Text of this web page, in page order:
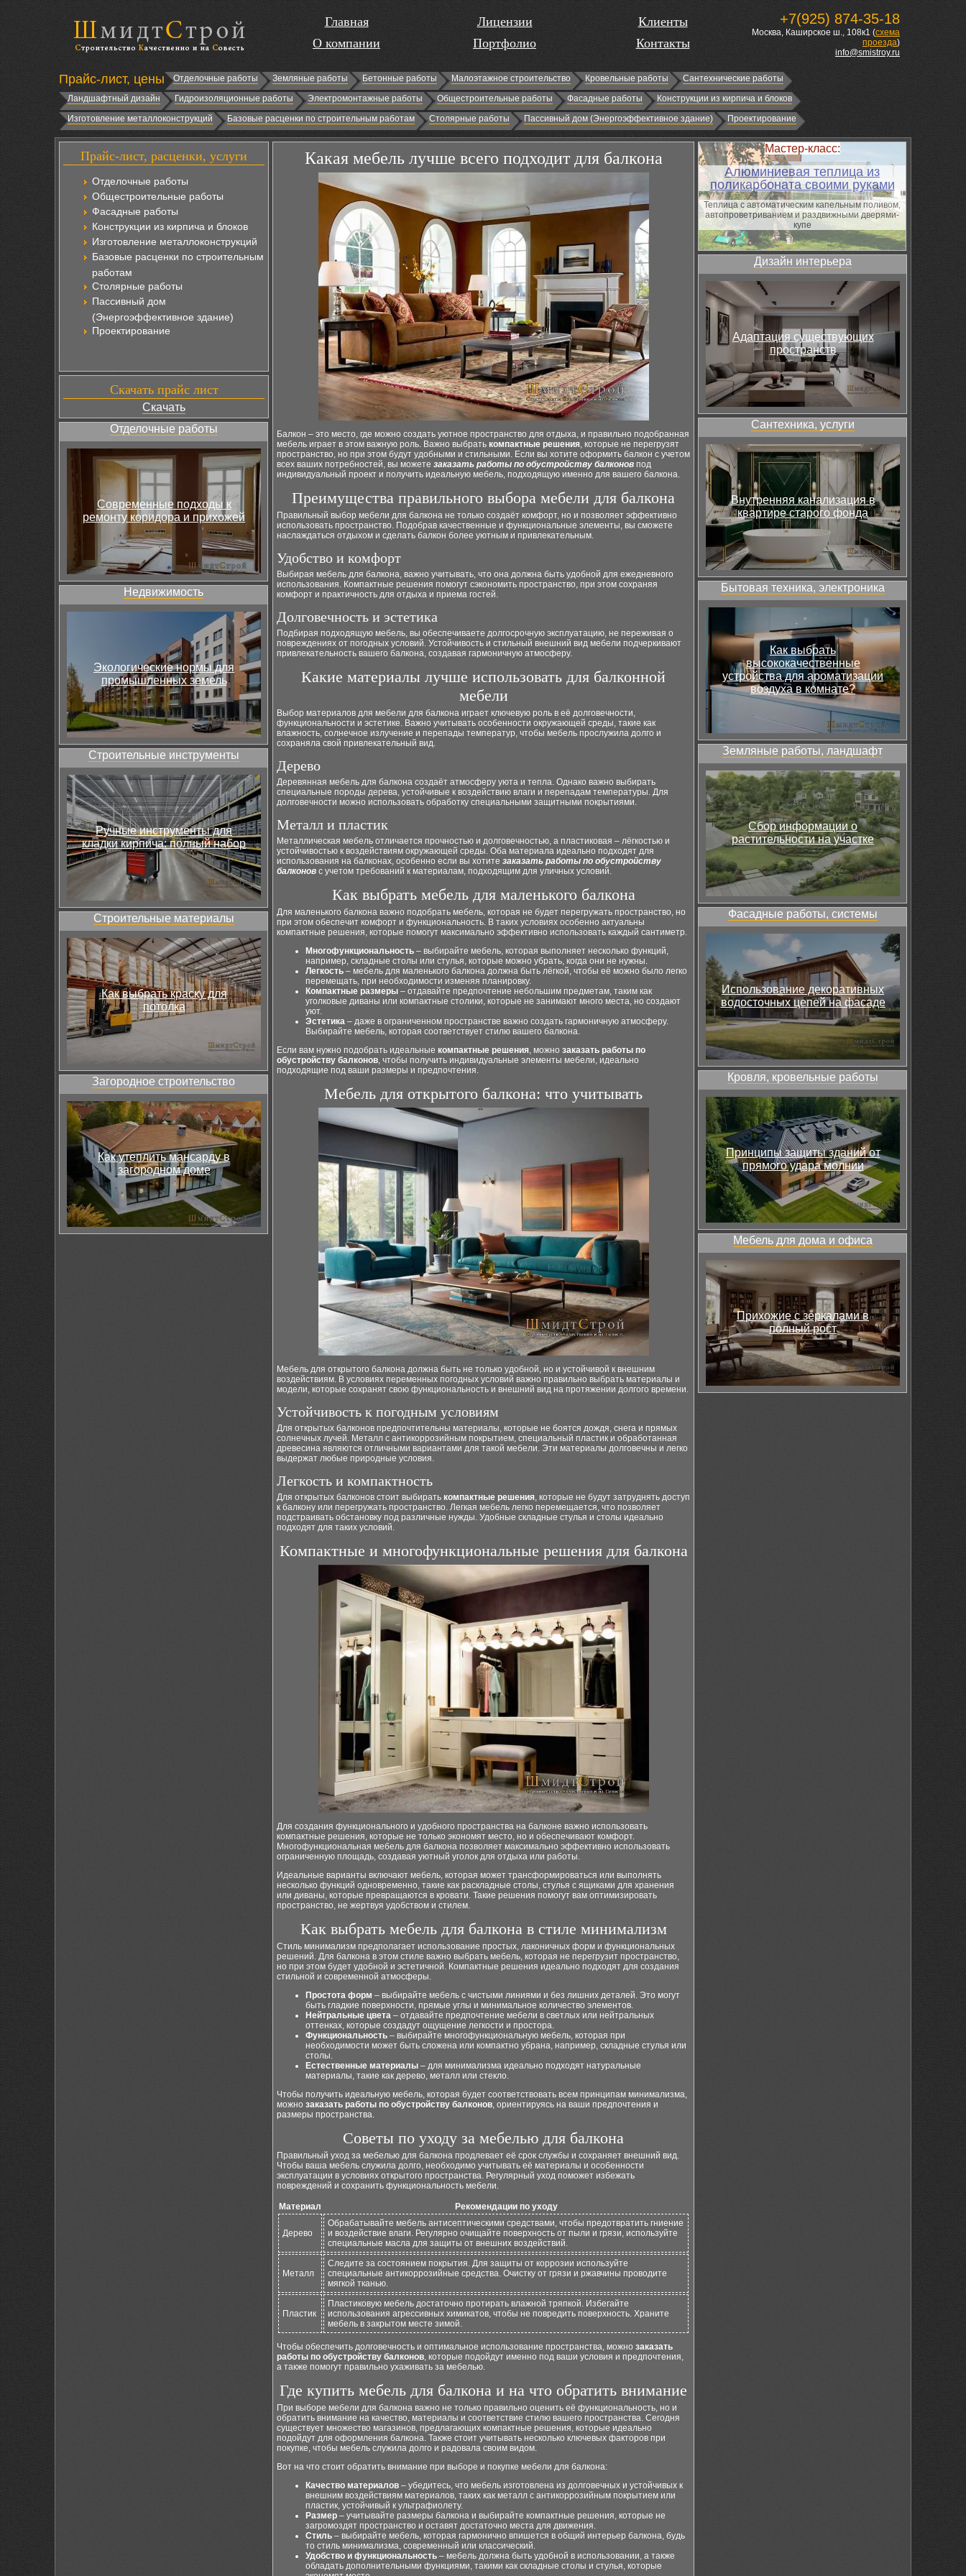
Главная
О компании
Лицензии
Портфолио
Клиенты
Контакты
+7(925) 874-35-18
Москва, Каширское ш., 108к1 (схема
проезда)
info@smistroy.ru
Прайс-лист, цены Отделочные работы Земляные работы Бетонные работы Малоэтажное строительство Кровельные работы
Сантехнические работы
Ландшафтный дизайн
Гидроизоляционные работы Электромонтажные работы Общестроительные работы Фасадные работы
Конструкции из кирпича и блоков
Изготовление металлоконструкций
Базовые расценки по строительным работам Столярные работы Пассивный дом (Энергоэффективное здание) Проектирование
Прайс-лист, расценки, услуги
Отделочные работы
Общестроительные работы
Фасадные работы
Конструкции из кирпича и блоков
Изготовление металлоконструкций
Базовые расценки по строительным
работам
Столярные работы
Пассивный дом
(Энергоэффективное здание)
Проектирование
Скачать прайс лист
Скачать
Отделочные работы
Современные подходы к
ремонту коридора и прихожей
Недвижимость
Экологические нормы для
промышленных земель
Строительные инструменты
Ручные инструменты для
кладки кирпича: полный набор
Строительные материалы
Как выбрать краску для
потолка
Загородное строительство
Как утеплить мансарду в
загородном доме
Какая мебель лучше всего подходит для балкона
Балкон – это место, где можно создать уютное пространство для отдыха, и правильно подобранная
мебель играет в этом важную роль. Важно выбрать компактные решения, которые не перегрузят
пространство, но при этом будут удобными и стильными. Если вы хотите оформить балкон с учетом
всех ваших потребностей, вы можете заказать работы по обустройству балконов под
индивидуальный проект и получить идеальную мебель, подходящую именно для вашего балкона.
Преимущества правильного выбора мебели для балкона
Правильный выбор мебели для балкона не только создаёт комфорт, но и позволяет эффективно
использовать пространство. Подобрав качественные и функциональные элементы, вы сможете
наслаждаться отдыхом и сделать балкон более уютным и привлекательным.
Удобство и комфорт
Выбирая мебель для балкона, важно учитывать, что она должна быть удобной для ежедневного
использования. Компактные решения помогут сэкономить пространство, при этом сохраняя
комфорт и практичность для отдыха и приема гостей.
Долговечность и эстетика
Подбирая подходящую мебель, вы обеспечиваете долгосрочную эксплуатацию, не переживая о
повреждениях от погодных условий. Устойчивость и стильный внешний вид мебели подчеркивают
привлекательность вашего балкона, создавая гармоничную атмосферу.
Какие материалы лучше использовать для балконной
мебели
Выбор материалов для мебели для балкона играет ключевую роль в её долговечности,
функциональности и эстетике. Важно учитывать особенности окружающей среды, такие как
влажность, солнечное излучение и перепады температур, чтобы мебель прослужила долго и
сохраняла свой привлекательный вид.
Дерево
Деревянная мебель для балкона создаёт атмосферу уюта и тепла. Однако важно выбирать
специальные породы дерева, устойчивые к воздействию влаги и перепадам температуры. Для
долговечности можно использовать обработку специальными защитными покрытиями.
Металл и пластик
Металлическая мебель отличается прочностью и долговечностью, а пластиковая – лёгкостью и
устойчивостью к воздействиям окружающей среды. Оба материала идеально подходят для
использования на балконах, особенно если вы хотите заказать работы по обустройству
балконов с учетом требований к материалам, подходящим для уличных условий.
Как выбрать мебель для маленького балкона
Для маленького балкона важно подобрать мебель, которая не будет перегружать пространство, но
при этом обеспечит комфорт и функциональность. В таких условиях особенно актуальны
компактные решения, которые помогут максимально эффективно использовать каждый сантиметр.
Многофункциональность – выбирайте мебель, которая выполняет несколько функций,
например, складные столы или стулья, которые можно убрать, когда они не нужны.
Легкость – мебель для маленького балкона должна быть лёгкой, чтобы её можно было легко
перемещать, при необходимости изменяя планировку.
Компактные размеры – отдавайте предпочтение небольшим предметам, таким как
уголковые диваны или компактные столики, которые не занимают много места, но создают
уют.
Эстетика – даже в ограниченном пространстве важно создать гармоничную атмосферу.
Выбирайте мебель, которая соответствует стилю вашего балкона.
Если вам нужно подобрать идеальные компактные решения, можно заказать работы по
обустройству балконов, чтобы получить индивидуальные элементы мебели, идеально
подходящие под ваши размеры и предпочтения.
Мебель для открытого балкона: что учитывать
Мебель для открытого балкона должна быть не только удобной, но и устойчивой к внешним
воздействиям. В условиях переменных погодных условий важно правильно выбрать материалы и
модели, которые сохранят свою функциональность и внешний вид на протяжении долгого времени.
Устойчивость к погодным условиям
Для открытых балконов предпочтительны материалы, которые не боятся дождя, снега и прямых
солнечных лучей. Металл с антикоррозийным покрытием, специальный пластик и обработанная
древесина являются отличными вариантами для такой мебели. Эти материалы долговечны и легко
выдержат любые природные условия.
Легкость и компактность
Для открытых балконов стоит выбирать компактные решения, которые не будут затруднять доступ
к балкону или перегружать пространство. Легкая мебель легко перемещается, что позволяет
подстраивать обстановку под различные нужды. Удобные складные стулья и столы идеально
подходят для таких условий.
Компактные и многофункциональные решения для балкона
Для создания функционального и удобного пространства на балконе важно использовать
компактные решения, которые не только экономят место, но и обеспечивают комфорт.
Многофункциональная мебель для балкона позволяет максимально эффективно использовать
ограниченную площадь, создавая уютный уголок для отдыха или работы.
Идеальные варианты включают мебель, которая может трансформироваться или выполнять
несколько функций одновременно, такие как раскладные столы, стулья с ящиками для хранения
или диваны, которые превращаются в кровати. Такие решения помогут вам оптимизировать
пространство, не жертвуя удобством и стилем.
Как выбрать мебель для балкона в стиле минимализм
Стиль минимализм предполагает использование простых, лаконичных форм и функциональных
решений. Для балкона в этом стиле важно выбрать мебель, которая не перегрузит пространство,
но при этом будет удобной и эстетичной. Компактные решения идеально подходят для создания
стильной и современной атмосферы.
Простота форм – выбирайте мебель с чистыми линиями и без лишних деталей. Это могут
быть гладкие поверхности, прямые углы и минимальное количество элементов.
Нейтральные цвета – отдавайте предпочтение мебели в светлых или нейтральных
оттенках, которые создадут ощущение легкости и простора.
Функциональность – выбирайте многофункциональную мебель, которая при
необходимости может быть сложена или компактно убрана, например, складные стулья или
столы.
Естественные материалы – для минимализма идеально подходят натуральные
материалы, такие как дерево, металл или стекло.
Чтобы получить идеальную мебель, которая будет соответствовать всем принципам минимализма,
можно заказать работы по обустройству балконов, ориентируясь на ваши предпочтения и
размеры пространства.
Советы по уходу за мебелью для балкона
Правильный уход за мебелью для балкона продлевает её срок службы и сохраняет внешний вид.
Чтобы ваша мебель служила долго, необходимо учитывать её материалы и особенности
эксплуатации в условиях открытого пространства. Регулярный уход поможет избежать
повреждений и сохранить функциональность мебели.
Материал Рекомендации по уходу
Дерево
Обрабатывайте мебель антисептическими средствами, чтобы предотвратить гниение
и воздействие влаги. Регулярно очищайте поверхность от пыли и грязи, используйте
специальные масла для защиты от внешних воздействий.
Металл
Следите за состоянием покрытия. Для защиты от коррозии используйте
специальные антикоррозийные средства. Очистку от грязи и ржавчины проводите
мягкой тканью.
Пластик
Пластиковую мебель достаточно протирать влажной тряпкой. Избегайте
использования агрессивных химикатов, чтобы не повредить поверхность. Храните
мебель в закрытом месте зимой.
Чтобы обеспечить долговечность и оптимальное использование пространства, можно заказать
работы по обустройству балконов, которые подойдут именно под ваши условия и предпочтения,
а также помогут правильно ухаживать за мебелью.
Где купить мебель для балкона и на что обратить внимание
При выборе мебели для балкона важно не только правильно оценить её функциональность, но и
обратить внимание на качество, материалы и соответствие стилю вашего пространства. Сегодня
существует множество магазинов, предлагающих компактные решения, которые идеально
подойдут для оформления балкона. Также стоит учитывать несколько ключевых факторов при
покупке, чтобы мебель служила долго и радовала своим видом.
Вот на что стоит обратить внимание при выборе и покупке мебели для балкона:
Качество материалов – убедитесь, что мебель изготовлена из долговечных и устойчивых к
внешним воздействиям материалов, таких как металл с антикоррозийным покрытием или
пластик, устойчивый к ультрафиолету.
Размер – учитывайте размеры балкона и выбирайте компактные решения, которые не
загромоздят пространство и оставят достаточно места для движения.
Стиль – выбирайте мебель, которая гармонично впишется в общий интерьер балкона, будь
то стиль минимализма, современный или классический.
Удобство и функциональность – мебель должна быть удобной в использовании, а также
обладать дополнительными функциями, такими как складные столы и стулья, которые
Мастер-класс:
Алюминиевая теплица из
поликарбоната своими руками
Теплица с автоматическим капельным поливом,
автопроветриванием и раздвижными дверями-
купе
Дизайн интерьера
Адаптация существующих
пространств
Сантехника, услуги
Внутренняя канализация в
квартире старого фонда
Бытовая техника, электроника
Как выбрать
высококачественные
устройства для ароматизации
воздуха в комнате?
Земляные работы, ландшафт
Сбор информации о
растительности на участке
Фасадные работы, системы
Использование декоративных
водосточных цепей на фасаде
Кровля, кровельные работы
Принципы защиты зданий от
прямого удара молнии
Мебель для дома и офиса
Прихожие с зеркалами в
полный рост